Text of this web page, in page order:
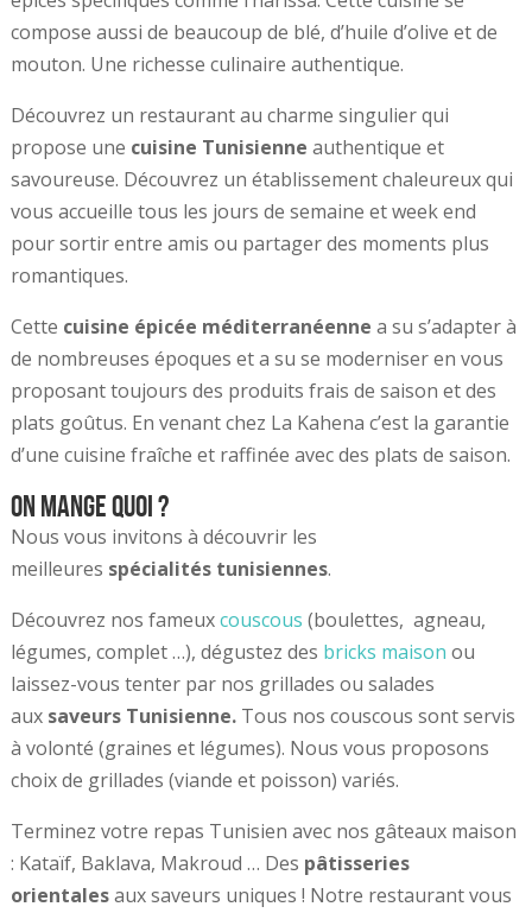
compose aussi de beaucoup de blé, d’huile d’olive et de
mouton. Une richesse culinaire authentique.
Découvrez un restaurant au charme singulier qui
propose une cuisine Tunisienne authentique et
savoureuse. Découvrez un établissement chaleureux qui
vous accueille tous les jours de semaine et week end
pour sortir entre amis ou partager des moments plus
romantiques.
Cette cuisine épicée méditerranéenne a su s’adapter à
de nombreuses époques et a su se moderniser en vous
proposant toujours des produits frais de saison et des
plats goûtus. En venant chez La Kahena c’est la garantie
d’une cuisine fraîche et raffinée avec des plats de saison.
On mange quoi ?
Nous vous invitons à découvrir les
meilleures spécialités tunisiennes.
Découvrez nos fameuxcouscous (boulettes, agneau,
légumes, complet …), dégustez des bricks maison ou
laissez-vous tenter par nos grillades ou salades
aux saveurs Tunisienne. Tous nos couscous sont servis
à volonté (graines et légumes). Nous vous proposons
choix de grillades (viande et poisson) variés.
Terminez votre repas Tunisien avec nos gâteaux maison
: Kataïf, Baklava, Makroud … Des pâtisseries
orientalesaux saveurs uniques ! Notre restaurant vous